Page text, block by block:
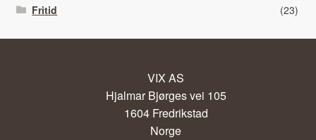
Fritid
(23)
VIX AS
Hjalmar Bjørges vei 105
1604 Fredrikstad
Norge